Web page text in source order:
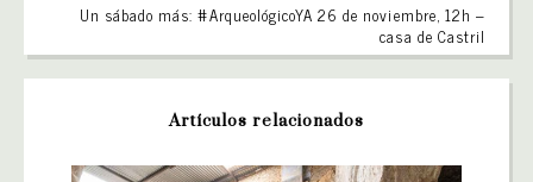
Un sábado más: #ArqueológicoYA 26 de noviembre, 12h –
casa de Castril
Artículos relacionados